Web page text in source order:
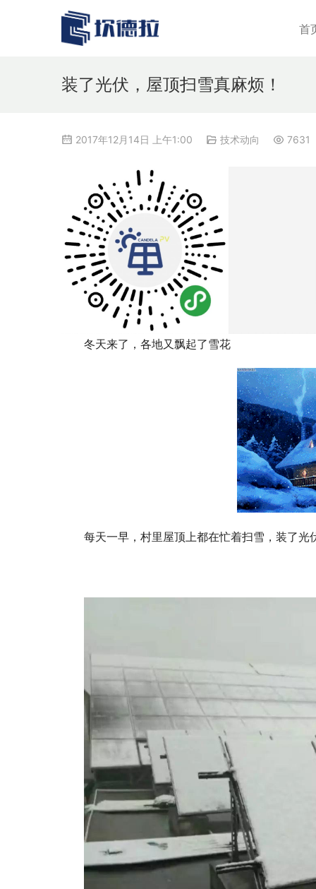
首
装了光伏，屋顶扫雪真麻烦！
2017年12月14日 上午1:00 技术动向 7631
冬天来了，各地又飘起了雪花
每天一早，村里屋顶上都在忙着扫雪，装了